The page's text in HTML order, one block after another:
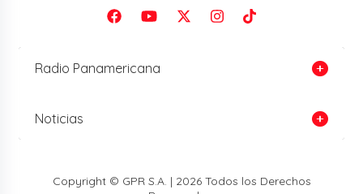
Radio Panamericana
Noticias
Copyright © GPR S.A. | 2026 Todos los Derechos